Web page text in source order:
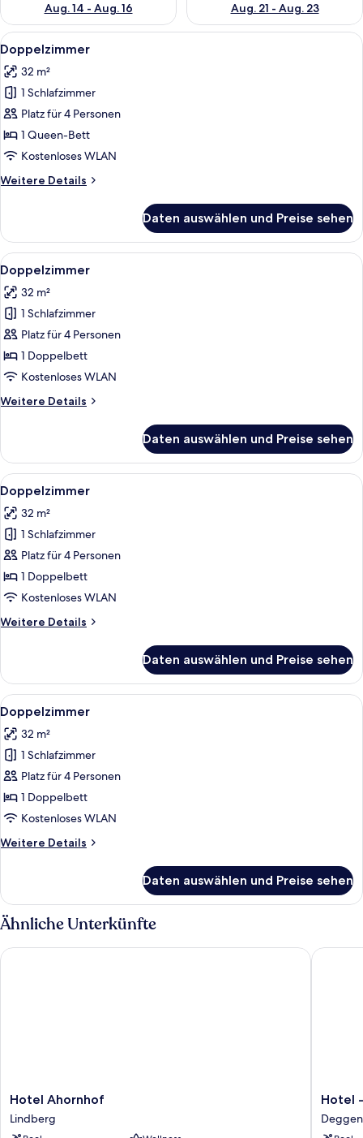
Aug. 14 - Aug. 16
Aug. 21 - Aug. 23
Alle
Fotos
für
Doppelzimmer
anzeigen
Ein Zimmer mit Holzboden, einem
3
Doppelzimmer
32 m²
1 Schlafzimmer
Platz für 4 Personen
1 Queen-Bett
Kostenloses WLAN
Weitere Details
Weitere
Daten auswählen und Preise sehen
Alle
Fotos
für
Doppelzimmer
anzeigen
Ein Zimmer mit Holzboden, einem
3
Doppelzimmer
32 m²
1 Schlafzimmer
Platz für 4 Personen
1 Doppelbett
Kostenloses WLAN
Weitere Details
Weitere
Daten auswählen und Preise sehen
Alle
Fotos
für
Doppelzimmer
anzeigen
Ein Zimmer mit Holzboden, einem
3
Doppelzimmer
32 m²
1 Schlafzimmer
Platz für 4 Personen
1 Doppelbett
Kostenloses WLAN
Weitere Details
Weitere
Daten auswählen und Preise sehen
Alle
Fotos
für
Doppelzimmer
anzeigen
Ein Zimmer mit Holzboden, einem
3
Doppelzimmer
32 m²
1 Schlafzimmer
Platz für 4 Personen
1 Doppelbett
Kostenloses WLAN
Weitere Details
Weitere
Daten auswählen und Preise sehen
Ähnliche Unterkünfte
Hotel
Ahornhof
Lindberg
Hotel Ahornhof
Lindberg
Hotel Ahornhof
Hotel
-
Gasthof
Hotel
Hotel -